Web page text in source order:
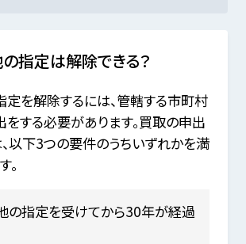
指定は解除できる？
を解除するには、管轄する市町村
する必要があります。買取の申出
以下3つの要件のうちいずれかを満
。
の指定を受けてから30年が経過